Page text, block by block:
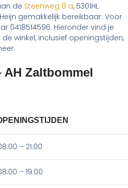
de Steenweg 8 a, 5301HL
gemakkelijk bereikbaar. Voor
0418514596. Hieronder vind je
winkel, inclusief openingstijden,
Zaltbommel
– 21:00
– 19:00